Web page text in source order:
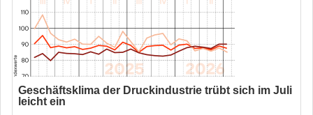
Geschäftsklima der Druckindustrie trübt sich im Juli
leicht ein